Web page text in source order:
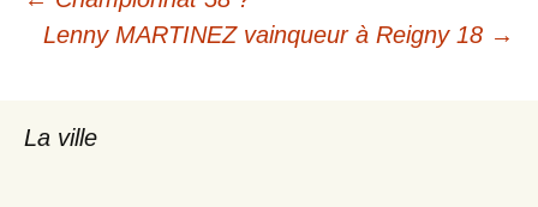
Navigation
articles
Lenny MARTINEZ vainqueur à Reigny 18 →
La ville